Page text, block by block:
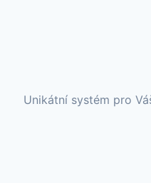
Unikátní systém pro